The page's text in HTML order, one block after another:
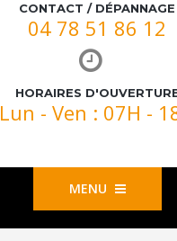
CONTACT / DÉPANNAGE
04 78 51 86 12
HORAIRES
Lun - Ven : 07H -
MENU